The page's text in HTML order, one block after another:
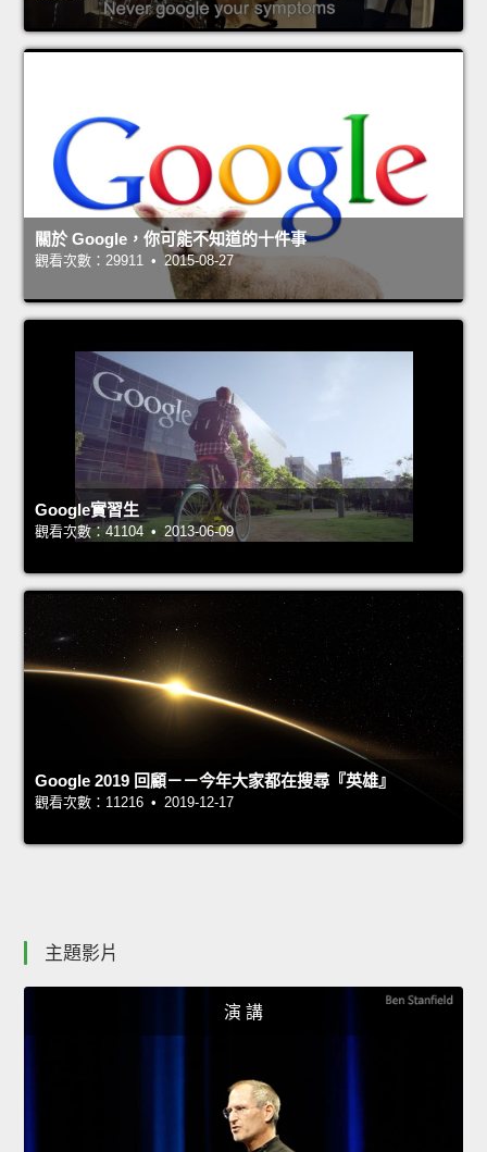
關於 Google，你可能不知道的十件事
觀看次數：29911 • 2015-08-27
Google實習生
觀看次數：41104 • 2013-06-09
Google 2019 回顧－－今年大家都在搜尋『英雄』
觀看次數：11216 • 2019-12-17
主題影片
演 講